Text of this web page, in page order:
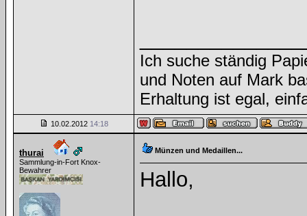
Ich suche ständig
und Noten auf Mark
Erhaltung ist egal,
10.02.2012 14:18
thurai
Sammlung-in-Fort Knox-
Bewahrer
Münzen und Medaillen...
Hallo,